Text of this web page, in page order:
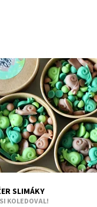
a voňavá pomsta?
- sladká dřevitá
krabičce
SLIMÁKY
KOLEDOVAL!